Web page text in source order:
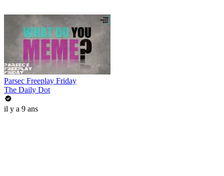
Parsec Freeplay Friday
The Daily Dot
il y a 9 ans